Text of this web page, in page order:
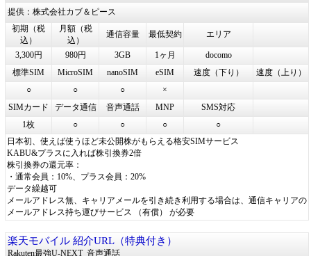
提供：株式会社カブ＆ピース
初期（税
込）
月額（税
込）
通信容量 最低契約 エリア
3,300円 980円 3GB 1ヶ月
docomo
標準SIM
MicroSIM nanoSIM eSIM 速度（下り）
速度（上り）
○
○ ○
×
SIMカード
データ通信 音声通話 MNP
SMS対応
1枚
○ ○ ○
○
日本初、使えば使うほど未公開株がもらえる格安SIMサービス
KABU&プラスに入れば株引換券2倍
株引換券の還元率：
・通常会員：10%、プラス会員：20%
データ繰越可
メールアドレス無、キャリアメールを引き続き利用する場合は、通信キャリアの
メールアドレス持ち運びサービス （有償） が必要
楽天モバイル 紹介URL（特典付き）
Rakuten最強U-NEXT 音声通話